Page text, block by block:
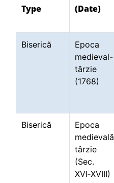
Type
(Date)
Biserică
Epoca
medieval-
târzie
(1768)
Biserică
Epoca
medievală
târzie
(Sec.
XVI‑XVIII)